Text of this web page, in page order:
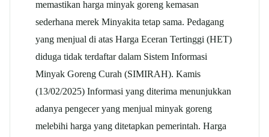
memastikan harga minyak goreng kemasan
sederhana merek Minyakita tetap sama. Pedagang
yang menjual di atas Harga Eceran Tertinggi (HET)
diduga tidak terdaftar dalam Sistem Informasi
Minyak Goreng Curah (SIMIRAH). Kamis
(13/02/2025) Informasi yang diterima menunjukkan
adanya pengecer yang menjual minyak goreng
melebihi harga yang ditetapkan pemerintah. Harga